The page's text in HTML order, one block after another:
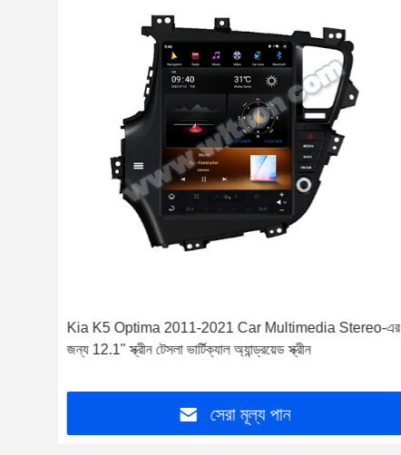
Kia K5 Optima 2011-2021 Car Multimedia Stereo-এর
জন্য 12.1" স্ক্রীন টেসলা ভার্টিক্যাল অ্যান্ড্রয়েড স্ক্রীন
সেরা মূল্য পান